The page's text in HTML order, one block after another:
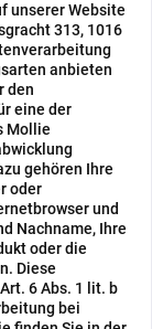
unserer Website
313, 1016
anbieten
den
eine der
Mollie
gehören Ihre
oder
und
Nachname, Ihre
oder die
Diese
6 Abs. 1 lit. b
bei